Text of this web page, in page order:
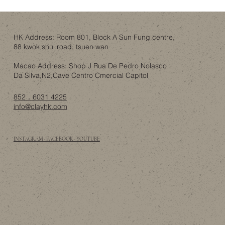
人工智能會唔會睇穿你屋企？錯視設計作
為一層誘餌
HK Address: Room 801, Block A Sun Fung centre,
88 kwok shui road, tsuen wan
Macao Address: Shop J Rua De Pedro Nolasco
Da Silva,N2,Cave Centro Cmercial Capitol
852．6031 4225
info@clayhk.com
INSTAGRAM · FACEBOOK · YOUTUBE